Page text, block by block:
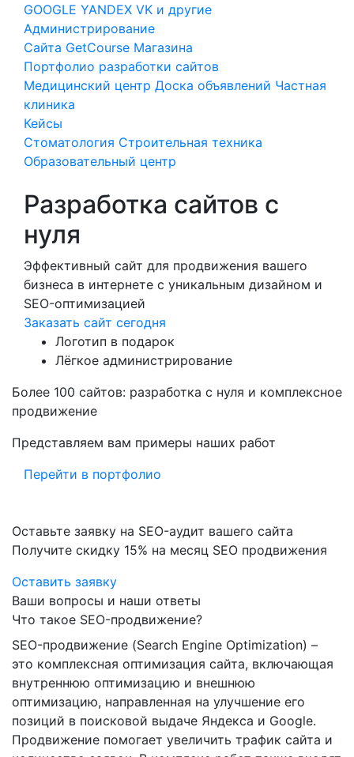
GOOGLE YANDEX VK и другие
Администрирование
Сайта GetCourse Магазина
Портфолио разработки сайтов
Медицинский центр Доска объявлений Частная
клиника
Кейсы
Стоматология Строительная техника
Образовательный центр
Разработка сайтов с
нуля
Эффективный сайт для продвижения вашего
бизнеса в интернете с уникальным дизайном и
SEO-оптимизацией
Заказать сайт сегодня
Логотип в подарок
Лёгкое администрирование
Более 100 сайтов: разработка с нуля и комплексное
продвижение
Представляем вам примеры наших работ
Перейти в портфолио
Оставьте заявку на SEO-аудит вашего сайта
Получите скидку 15% на месяц SEO продвижения
Оставить заявку
Ваши вопросы и наши ответы
Что такое SEO-продвижение?
SEO-продвижение (Search Engine Optimization) –
это комплексная оптимизация сайта, включающая
внутреннюю оптимизацию и внешнюю
оптимизацию, направленная на улучшение его
позиций в поисковой выдаче Яндекса и Google.
Продвижение помогает увеличить трафик сайта и